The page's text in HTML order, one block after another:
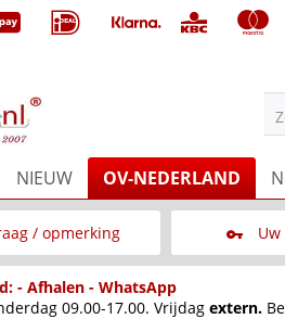
NIEUW OV-NEDERLAND
/ opmerking Uw
- Afhalen - WhatsApp
09.00-17.00. Vrijdag extern.